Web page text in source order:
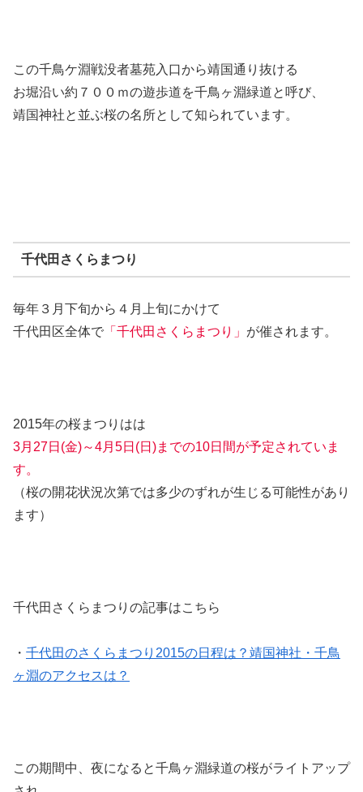
この千鳥ケ淵戦没者墓苑入口から靖国通り抜ける
お堀沿い約７００ｍの遊歩道を千鳥ヶ淵緑道と呼び、
靖国神社と並ぶ桜の名所として知られています。
千代田さくらまつり
毎年３月下旬から４月上旬にかけて
千代田区全体で 「千代田さくらまつり」 が催されます。
2015年の桜まつりはは
3月27日(金)～4月5日(日)までの10日間が予定されていま
す。
（桜の開花状況次第では多少のずれが生じる可能性があり
ます）
千代田さくらまつりの記事はこちら
・ 千代田のさくらまつり2015の日程は？靖国神社・千鳥
ヶ淵のアクセスは？
この期間中、夜になると千鳥ヶ淵緑道の桜がライトアップ